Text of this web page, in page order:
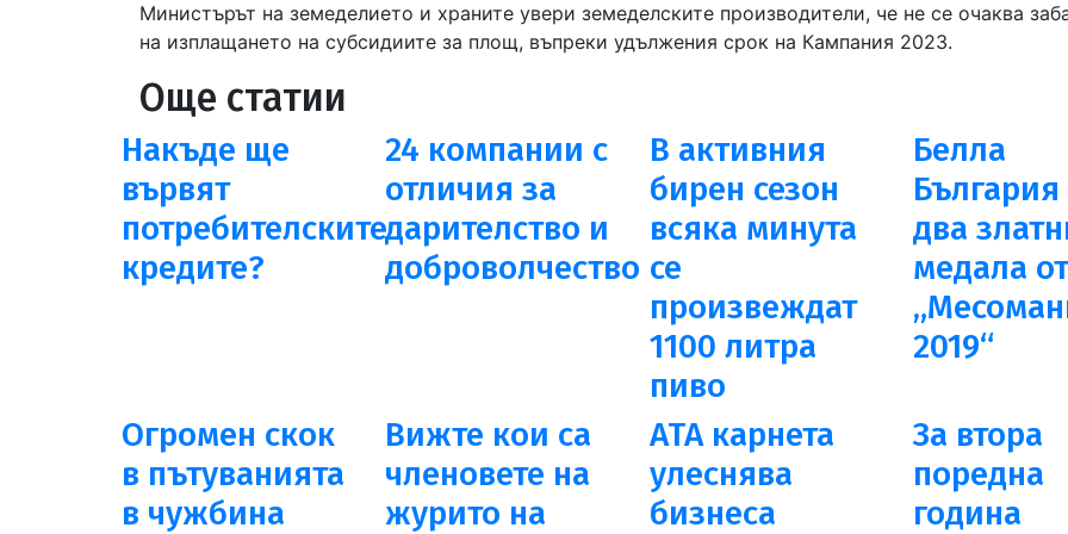
Министърът на земеделието и храните увери земеделските производители, че не се очаква
на изплащането на субсидиите за площ, въпреки удължения срок на Кампания 2023.
Още статии
Накъде ще
вървят
потребителските
кредите?
24 компании с
отличия за
дарителство и
доброволчество
В активния
бирен сезон
всяка минута
се
произвеждат
1100 литра
пиво
Белла
България
два
медала от
2019“
Огромен скок
в пътуванията
в чужбина
Вижте кои са
членовете на
журито на
АТА карнета
улеснява
бизнеса
За втора
поредна
година